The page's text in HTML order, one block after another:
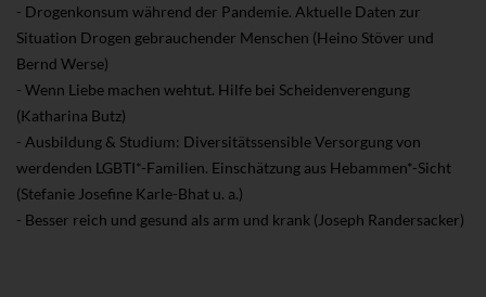
- Drogenkonsum während der Pandemie. Aktuelle Daten zur
Situation Drogen gebrauchender Menschen (Heino Stöver und
Bernd Werse)
- Wenn Liebe machen wehtut. Hilfe bei Scheidenverengung
(Katharina Butz)
- Ausbildung & Studium: Diversitätssensible Versorgung von
werdenden LGBTI*-Familien. Einschätzung aus Hebammen*-Sicht
(Stefanie Josefine Karle-Bhat u. a.)
- Besser reich und gesund als arm und krank (Joseph Randersacker)